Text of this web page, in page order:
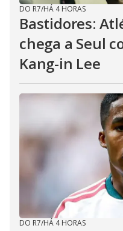
DO R7/HÁ 4 HORAS
Bastidores:
chega a Seul
Kang-in Lee
DO R7/HÁ 4 HORAS